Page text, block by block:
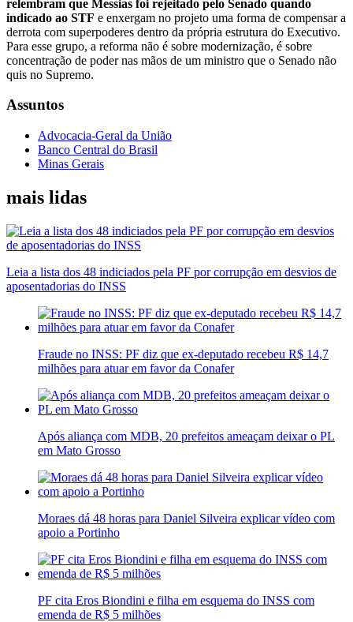
relembram que Messias foi rejeitado pelo Senado quando
indicado ao STF e enxergam no projeto uma forma de compensar a
derrota com superpoderes dentro da própria estrutura do Executivo.
Para esse grupo, a reforma não é sobre modernização, é sobre
concentração de poder nas mãos de um ministro que o Senado não
quis no Supremo.
Assuntos
Advocacia-Geral da União
Banco Central do Brasil
Minas Gerais
mais lidas
Leia a lista dos 48 indiciados pela PF por corrupção em desvios de
aposentadorias do INSS
Fraude no INSS: PF diz que ex-deputado recebeu R$ 14,7
milhões para atuar em favor da Conafer
Após aliança com MDB, 20 prefeitos ameaçam deixar o PL
em Mato Grosso
Moraes dá 48 horas para Daniel Silveira explicar vídeo com
apoio a Portinho
PF cita Eros Biondini e filha em esquema do INSS com
emenda de R$ 5 milhões